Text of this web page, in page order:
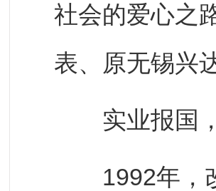
社会的爱心之
表、原无锡兴
实业报国，
1992年，改